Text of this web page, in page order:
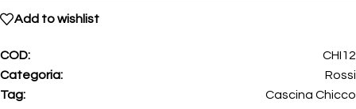
Add to wishlist
COD:
CHI12
Categoria:
Rossi
Tag:
Cascina Chicco